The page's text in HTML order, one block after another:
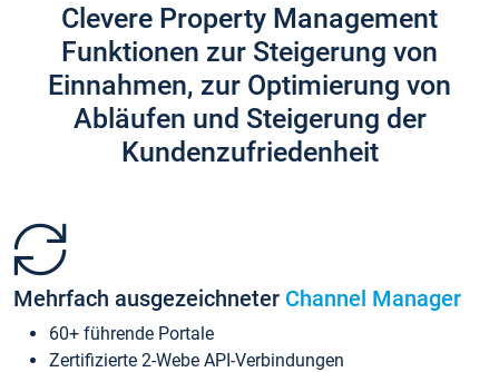
Clevere Property Management
Funktionen zur Steigerung von
Einnahmen, zur Optimierung von
Abläufen und Steigerung der
Kundenzufriedenheit
Mehrfach ausgezeichneter Channel Manager
60+ führende Portale
Zertifizierte 2-Webe API-Verbindungen